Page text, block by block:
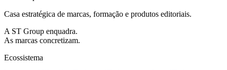
Casa estratégica de marcas, formação e produtos editoriais.
A ST Group enquadra.
As marcas concretizam.
Ecossistema